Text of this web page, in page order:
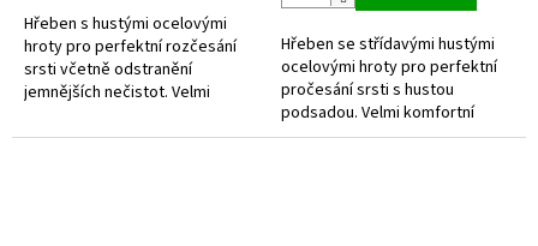
hvězdiček.
Hřeben s hustými ocelovými
hroty pro perfektní rozčesání
srsti včetně odstranění
jemnějších nečistot. Velmi
neklouzavá rukojeť.
Hřeben se střídavými hustými
ocelovými hroty pro perfektní
pročesání srsti s hustou
podsadou. Velmi komfortní
měkčená a neklouzavá rukojeť.